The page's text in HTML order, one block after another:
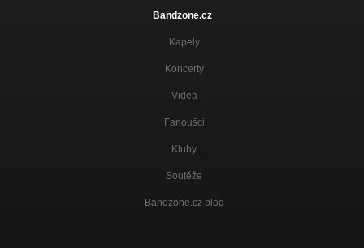
Bandzone.cz
Kapely
Koncerty
Videa
Fanoušci
Kluby
Soutěže
Bandzone.cz blog